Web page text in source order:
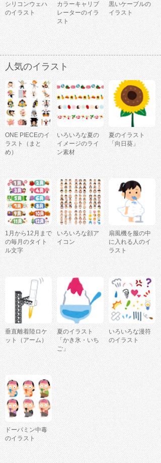
シリコンウェハ
のイラスト
カラーキャリブ
レーターのイラ
スト
黒いケーブルの
イラスト
人気のイラスト
ONE PIECEのイ
ラスト（まと
め）
いろいろな夏の
イメージのライ
ン素材
夏のイラスト
「向日葵」
1月から12月まで
の毎月のタイト
ル文字
いろいろな顔ア
イコン
扇風機を服の中
に入れる人のイ
ラスト
垂直離着陸ロケ
ット（アーム）
夏のイラスト
「かき氷・いち
ご」
いろいろな漫符
のイラスト
ドーパミン中毒
のイラスト